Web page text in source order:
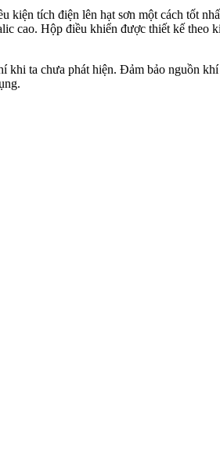
tích điện lên hạt sơn một cách tốt
cao. Hộp điều khiển được thiết kế theo
ta chưa phát hiện. Đảm bảo nguồn